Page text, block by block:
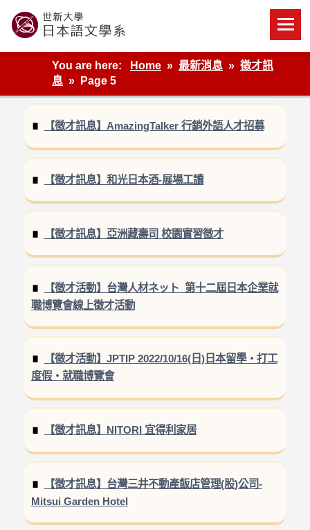
content
世新大學教學單位的網站
You are here:
Home 最新消息
徵才訊
息
Page 5
【徵才訊息】AmazingTalker 行銷外語人才招募
【徵才訊息】和光日本酒-展場工讀
【徵才訊息】亞洲藏壽司 校園實習徵才
【徵才活動】台灣人材ネット_第十二屆日本企業就
職博覽會線上徵才活動
【徵才活動】JPTIP 2022/10/16(日)日本留學‧打工
度假‧就職博覽會
【徵才訊息】NITORI 宜得利家居
【徵才訊息】台灣三井不動產飯店管理(股)公司-
Mitsui Garden Hotel